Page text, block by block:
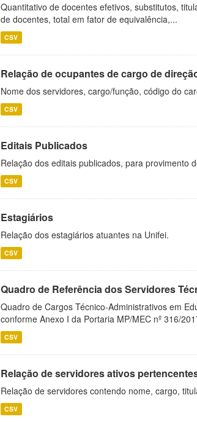
Quantitativo de docentes efetivos, substitutos,
de docentes, total em fator de equivalência,...
CSV
Relação de ocupantes de cargo de
Nome dos servidores, cargo/função, código do
CSV
Editais Publicados
Relação dos editais publicados, para provimento
CSV
Estagiários
Relação dos estagiários atuantes na Unifei.
CSV
Quadro de Referência dos Servidores
Quadro de Cargos Técnico-Administrativos em
conforme Anexo I da Portaria MP/MEC nº 316/
CSV
Relação de servidores ativos
Relação de servidores contendo nome, cargo,
CSV